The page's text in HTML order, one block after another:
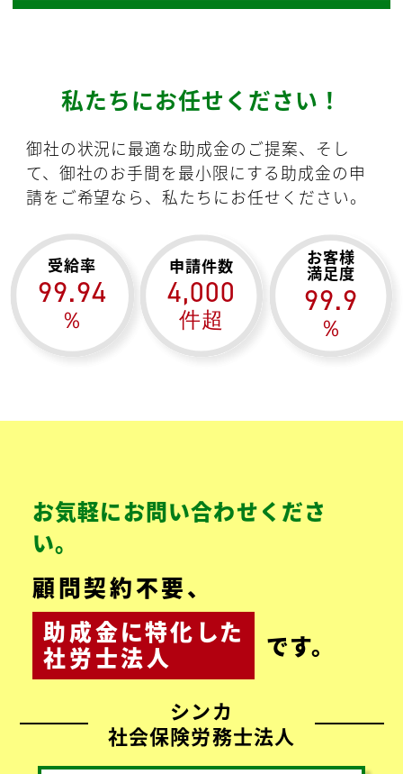
私たちにお任せください！
御社の状況に最適な助成金のご提案、そし
て、御社のお手間を最小限にする助成金の申
請をご希望なら、私たちにお任せください。
受給率
99.94
％
申請件数
4,000
件超
お客様
満足度
99.9
％
お気軽にお問い合わせくださ
い。
顧問契約不要、
助成金に特化 した
社労士法人
です。
シンカ
社会保険労務士法人